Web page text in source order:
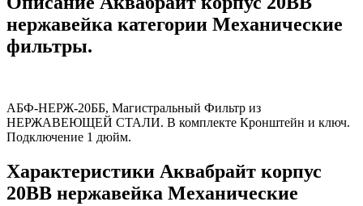
нержавейка категории Механические
фильтры.
АБФ-НЕРЖ-20ББ, Магистральный Фильтр из
НЕРЖАВЕЮЩЕЙ СТАЛИ. В комплекте Кронштейн и ключ.
Подключение 1 дюйм.
Характеристики Аквабрайт корпус
20BB нержавейка Механические